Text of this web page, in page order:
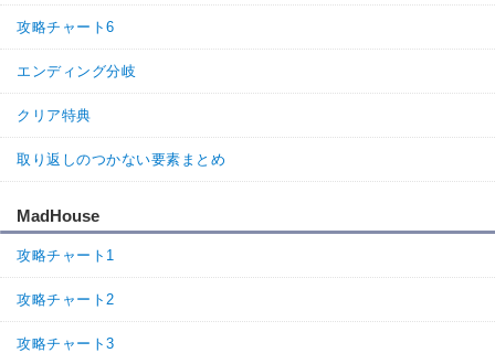
攻略チャート6
エンディング分岐
クリア特典
取り返しのつかない要素まとめ
MadHouse
攻略チャート1
攻略チャート2
攻略チャート3